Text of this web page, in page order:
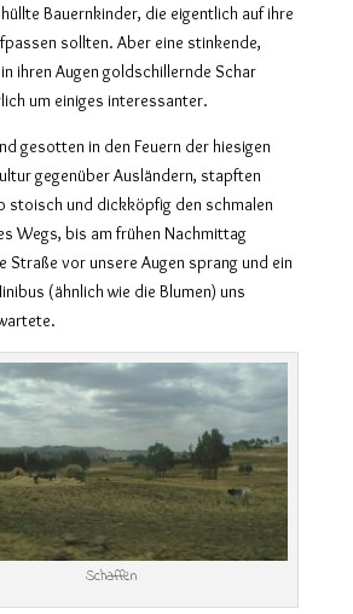
Bauernkinder, die eigentlich auf ihre
sollten. Aber eine stinkende,
ihren Augen goldschillernde Schar
um einiges interessanter.
gesotten in den Feuern der hiesigen
gegenüber Ausländern, stapften
stoisch und dickköpfig den schmalen
Wegs, bis am frühen Nachmittag
Straße vor unsere Augen sprang und ein
(ähnlich wie die Blumen) uns
Schaffen